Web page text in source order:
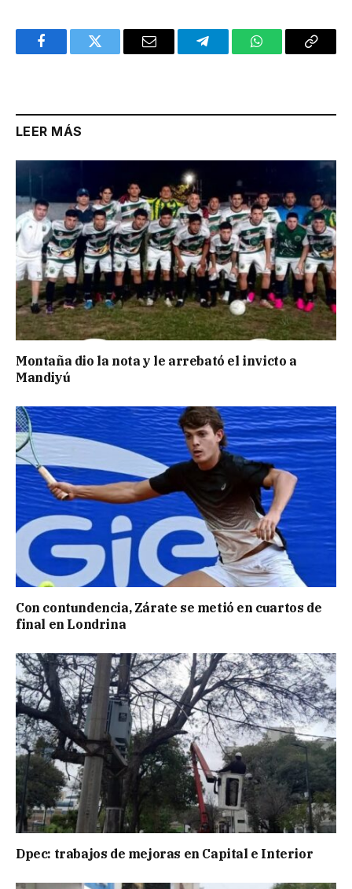
FacebookTwitter Email TelegramWhatsAppCopy
LEER MÁS
Montaña dio la nota y le arrebató el invicto a
Mandiyú
Con contundencia, Zárate se metió en cuartos de
final en Londrina
Dpec: trabajos de mejoras en Capital e Interior